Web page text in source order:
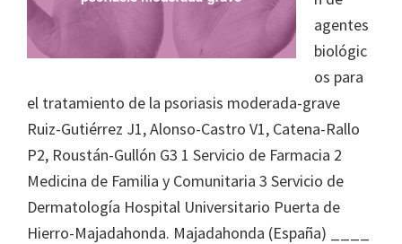
agentes
biológic
os para
el tratamiento de la psoriasis moderada-grave
Ruiz-Gutiérrez J1, Alonso-Castro V1, Catena-Rallo
P2, Roustán-Gullón G3 1 Servicio de Farmacia 2
Medicina de Familia y Comunitaria 3 Servicio de
Dermatología Hospital Universitario Puerta de
Hierro-Majadahonda. Majadahonda (España) ____